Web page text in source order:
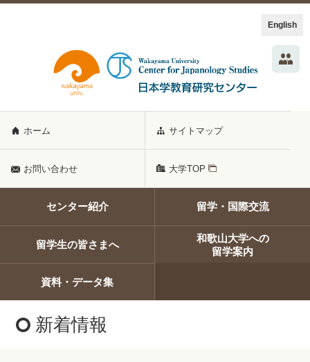
English
ホーム サイトマップ
お問い合わせ 大学TOP
センター紹介 留学・国際交流
留学生の皆さまへ
和歌山大学への
留学案内
資料・データ集
新着情報